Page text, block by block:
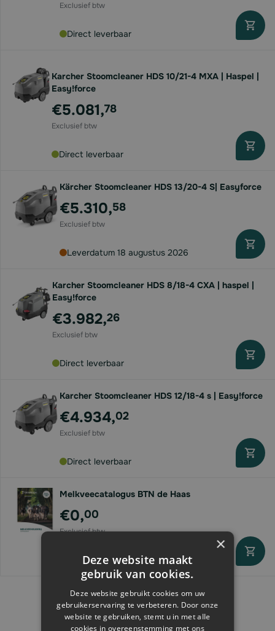
Direct leverbaar
Karcher Stoomcleaner HDS 10/21-4 MXA | Haspel |
Easy!force
€5.081,78
Direct leverbaar
Kärcher Stoomcleaner HDS 13/20-4 S| Easyforce
€5.310,58
Leverdatum 18 augustus 2026
Karcher Stoomcleaner HDS 8/18-4 CXA | haspel |
Easy!force
€3.982,26
Direct leverbaar
Karcher Stoomcleaner HDS 12/18-4 s | Easy!force
€4.934,02
Direct leverbaar
Melkveecatalogus BTN de Haas
€0,00
Direct leverbaar
×
Deze website maakt
gebruik van cookies.
Deze website gebruikt cookies om uw
gebruikerservaring te verbeteren. Door onze
website te gebruiken, stemt u in met alle
cookies in overeenstemming met ons